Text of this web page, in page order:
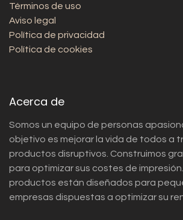
Términos de uso
Aviso legal
Política de privacidad
Política de cookies
Acerca de
Somos un equipo de personas
objetivo es mejorar la vida de todos a
productos disruptivos. Construimos
para optimizar sus costes de
productos están diseñados para
empresas dispuestas a optimizar su